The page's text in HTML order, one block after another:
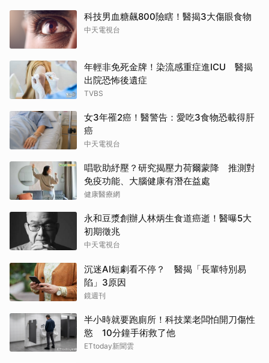
科技男血糖飆800險瞎！醫揭3大傷眼食物
中天電視台
年輕非免死金牌！染流感重症進ICU 醫揭
出院恐怖後遺症
TVBS
女3年罹2癌！醫警告：愛吃3食物恐載得肝
癌
中天電視台
唱歌助紓壓？研究揭壓力荷爾蒙降 推測對
免疫功能、大腦健康有潛在益處
健康醫療網
永和豆漿創辦人林炳生食道癌逝！醫曝5大
初期徵兆
中天電視台
沉迷AI短劇看不停？ 醫揭「長輩特別易
陷」3原因
鏡週刊
半小時就要跑廁所！科技業老闆怕開刀傷性
慾 10分鐘手術救了他
ETtoday新聞雲